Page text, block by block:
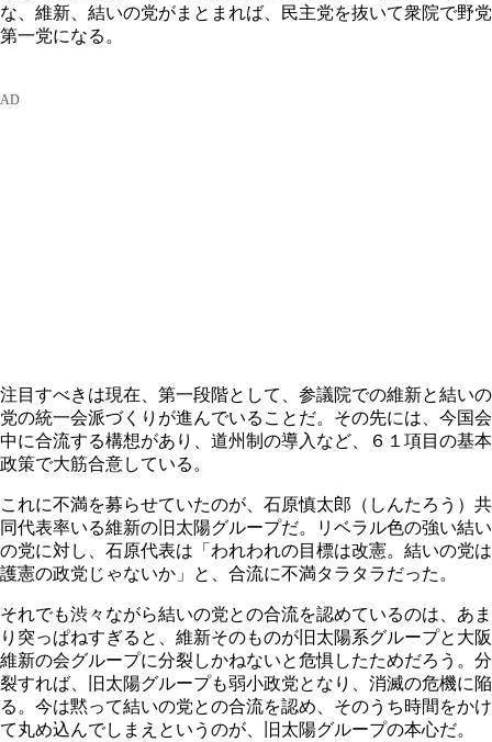
な、維新、結いの党がまとまれば、民主党を抜いて衆院で野党
第一党になる。
注目すべきは現在、第一段階として、参議院での維新と結いの
党の統一会派づくりが進んでいることだ。その先には、今国会
中に合流する構想があり、道州制の導入など、６１項目の基本
政策で大筋合意している。
これに不満を募らせていたのが、石原慎太郎（しんたろう）共
同代表率いる維新の旧太陽グループだ。リベラル色の強い結い
の党に対し、石原代表は「われわれの目標は改憲。結いの党は
護憲の政党じゃないか」と、合流に不満タラタラだった。
それでも渋々ながら結いの党との合流を認めているのは、あま
り突っぱねすぎると、維新そのものが旧太陽系グループと大阪
維新の会グループに分裂しかねないと危惧したためだろう。分
裂すれば、旧太陽グループも弱小政党となり、消滅の危機に陥
る。今は黙って結いの党との合流を認め、そのうち時間をかけ
て丸め込んでしまえというのが、旧太陽グループの本心だ。